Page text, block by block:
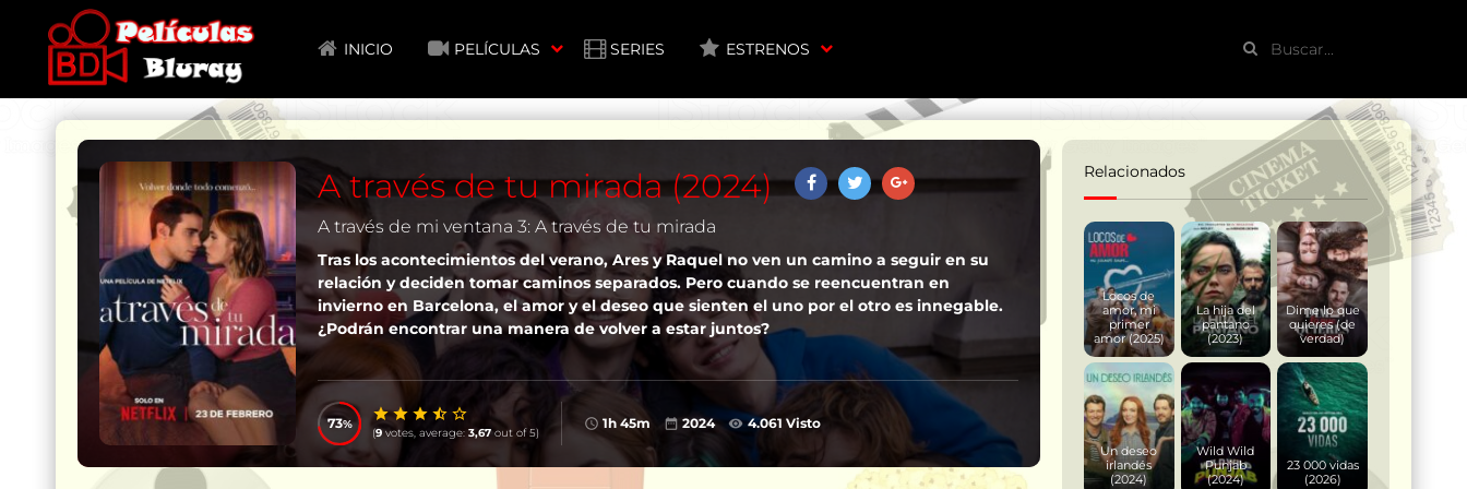
INICIO PELÍCULAS SERIES ESTRENOS
A través de tu mirada (2024)
A través de mi ventana 3: A través de tu mirada
Tras los acontecimientos del verano, Ares y Raquel no ven un camino a seguir en su
relación y deciden tomar caminos separados. Pero cuando se reencuentran en
invierno en Barcelona, ​​el amor y el deseo que sienten el uno por el otro es innegable.
¿Podrán encontrar una manera de volver a estar juntos?
73
(9votes, average: 3,67out of 5)
1h 45m 2024 4.061 Visto
Relacionados
Locos de
amor, mi
primer
amor (2025)
La hija del
pantano
(2023)
Dime lo que
quieres (de
verdad)
Un deseo
irlandés
(2024)
Wild Wild
Punjab
(2024)
23 000 vidas
(2026)